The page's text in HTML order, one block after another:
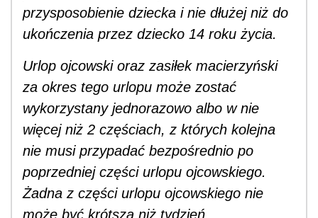
przysposobienie dziecka i nie dłużej niż do
ukończenia przez dziecko 14 roku życia.
Urlop ojcowski oraz zasiłek macierzyński
za okres tego urlopu może zostać
wykorzystany jednorazowo albo w nie
więcej niż 2 częściach, z których kolejna
nie musi przypadać bezpośrednio po
poprzedniej części urlopu ojcowskiego.
Żadna z części urlopu ojcowskiego nie
może być krótsza niż tydzień.